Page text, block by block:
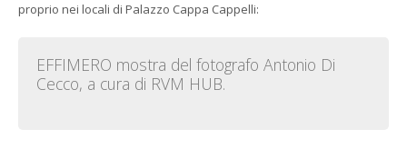
proprio nei locali di Palazzo Cappa Cappelli:
EFFIMERO mostra del fotografo Antonio Di
Cecco, a cura di RVM HUB.